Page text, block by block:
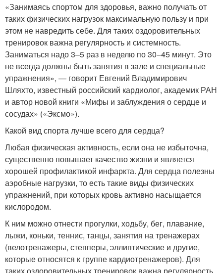
«Занимаясь спортом для здоровья, важно получать от
таких физических нагрузок максимальную пользу и при
этом не навредить себе. Для таких оздоровительных
тренировок важна регулярность и системность.
Заниматься надо 3–5 раз в неделю по 30–45 минут. Это
не всегда должны быть занятия в зале и специальные
упражнения», — говорит Евгений Владимирович
Шляхто, известный российский кардиолог, академик РАН
и автор новой книги «Мифы и заблуждения о сердце и
сосудах» («Эксмо»).
Какой вид спорта лучше всего для сердца?
Любая физическая активность, если она не избыточна,
существенно повышает качество жизни и является
хорошей профилактикой инфаркта. Для сердца полезны
аэробные нагрузки, то есть такие виды физических
упражнений, при которых кровь активно насыщается
кислородом.
К ним можно отнести прогулки, ходьбу, бег, плавание,
лыжи, коньки, теннис, танцы, занятия на тренажерах
(велотренажеры, степперы, эллиптические и другие,
которые относятся к группе кардиотренажеров). Для